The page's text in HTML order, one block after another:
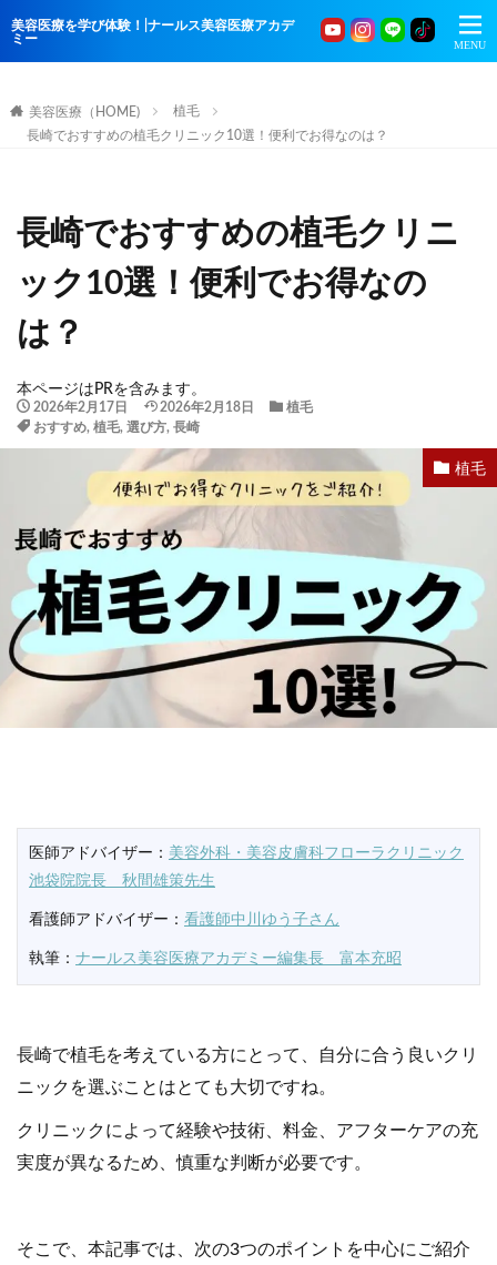
美容医療を学び体験！|ナールス美容医療アカデ
ミー
美容医療（HOME)
植毛
長崎でおすすめの植毛クリニック10選！便利でお得なのは？
長崎でおすすめの植毛クリニ
ック10選！便利でお得なの
は？
本ページはPRを含みます。
2026年2月17日 2026年2月18日
植毛
おすすめ, 植毛, 選び方, 長崎
植毛
医師アドバイザー： 美容外科・美容皮膚科フローラクリニック
池袋院院長 秋間雄策先生
看護師アドバイザー： 看護師中川ゆう子さん
執筆： ナールス美容医療アカデミー編集長 富本充昭
長崎で植毛を考えている方にとって、自分に合う良いクリ
ニックを選ぶことはとても大切ですね。
クリニックによって経験や技術、料金、アフターケアの充
実度が異なるため、慎重な判断が必要です。
そこで、本記事では、次の3つのポイントを中心にご紹介